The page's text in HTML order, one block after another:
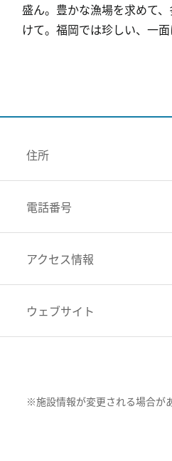
盛ん。豊かな漁場を求めて
けて。福岡では珍しい、一
住所
電話番号
アクセス情報
ウェブサイト
※施設情報が変更される場合が